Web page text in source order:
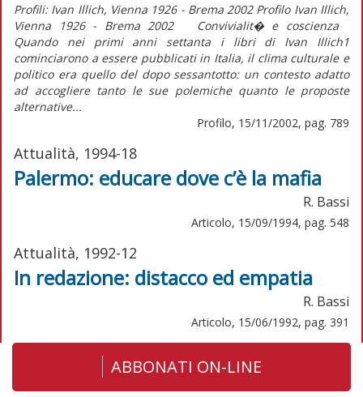
Profili: Ivan Illich, Vienna 1926 - Brema 2002 Profilo Ivan Illich,
Vienna 1926 - Brema 2002 Convivialit� e coscienza
Quando nei primi anni settanta i libri di Ivan Illich1
cominciarono a essere pubblicati in Italia, il clima culturale e
politico era quello del dopo sessantotto: un contesto adatto
ad accogliere tanto le sue polemiche quanto le proposte
alternative...
Profilo, 15/11/2002, pag. 789
Attualità, 1994-18
Palermo: educare dove c’è la mafia
R. Bassi
Articolo, 15/09/1994, pag. 548
Attualità, 1992-12
In redazione: distacco ed empatia
R. Bassi
Articolo, 15/06/1992, pag. 391
ABBONATI ON-LINE